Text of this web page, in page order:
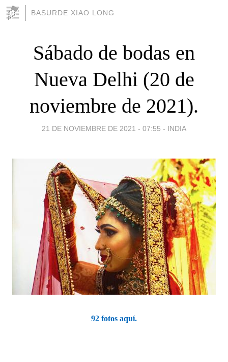
BASURDE XIAO LONG
Sábado de bodas en
Nueva Delhi (20 de
noviembre de 2021).
21 DE NOVIEMBRE DE 2021 - 07:55 - INDIA
92 fotos aquí.